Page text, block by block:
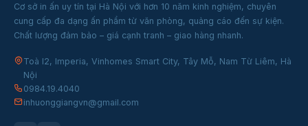
Cơ sở in ấn uy tín tại Hà Nội với hơn 10 năm kinh nghiệm, chuyên
cung cấp đa dạng ấn phẩm từ văn phòng, quảng cáo đến sự kiện.
Chất lượng đảm bảo – giá cạnh tranh – giao hàng nhanh.
Toà I2, Imperia, Vinhomes Smart City, Tây Mỗ, Nam Từ Liêm, Hà
Nội
0984.19.4040
inhuonggiangvn@gmail.com